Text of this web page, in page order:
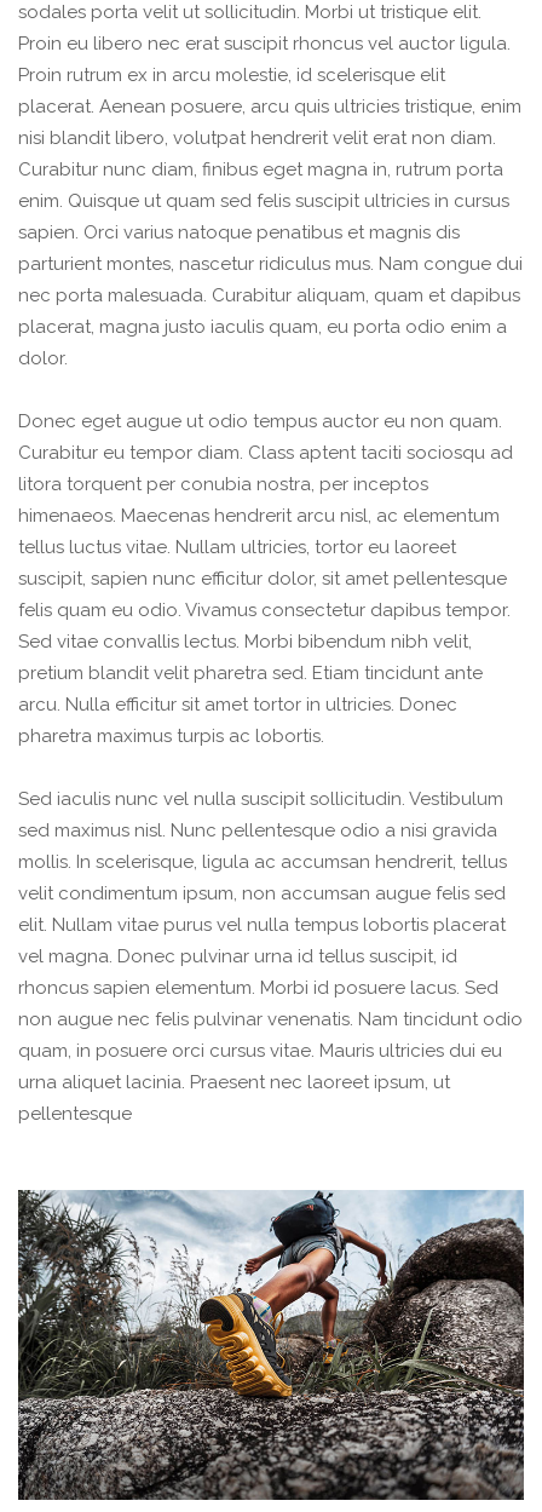
sodales porta velit ut sollicitudin. Morbi ut tristique elit.
Proin eu libero nec erat suscipit rhoncus vel auctor ligula.
Proin rutrum ex in arcu molestie, id scelerisque elit
placerat. Aenean posuere, arcu quis ultricies tristique, enim
nisi blandit libero, volutpat hendrerit velit erat non diam.
Curabitur nunc diam, finibus eget magna in, rutrum porta
enim. Quisque ut quam sed felis suscipit ultricies in cursus
sapien. Orci varius natoque penatibus et magnis dis
parturient montes, nascetur ridiculus mus. Nam congue dui
nec porta malesuada. Curabitur aliquam, quam et dapibus
placerat, magna justo iaculis quam, eu porta odio enim a
dolor.
Donec eget augue ut odio tempus auctor eu non quam.
Curabitur eu tempor diam. Class aptent taciti sociosqu ad
litora torquent per conubia nostra, per inceptos
himenaeos. Maecenas hendrerit arcu nisl, ac elementum
tellus luctus vitae. Nullam ultricies, tortor eu laoreet
suscipit, sapien nunc efficitur dolor, sit amet pellentesque
felis quam eu odio. Vivamus consectetur dapibus tempor.
Sed vitae convallis lectus. Morbi bibendum nibh velit,
pretium blandit velit pharetra sed. Etiam tincidunt ante
arcu. Nulla efficitur sit amet tortor in ultricies. Donec
pharetra maximus turpis ac lobortis.
Sed iaculis nunc vel nulla suscipit sollicitudin. Vestibulum
sed maximus nisl. Nunc pellentesque odio a nisi gravida
mollis. In scelerisque, ligula ac accumsan hendrerit, tellus
velit condimentum ipsum, non accumsan augue felis sed
elit. Nullam vitae purus vel nulla tempus lobortis placerat
vel magna. Donec pulvinar urna id tellus suscipit, id
rhoncus sapien elementum. Morbi id posuere lacus. Sed
non augue nec felis pulvinar venenatis. Nam tincidunt odio
quam, in posuere orci cursus vitae. Mauris ultricies dui eu
urna aliquet lacinia. Praesent nec laoreet ipsum, ut
pellentesque